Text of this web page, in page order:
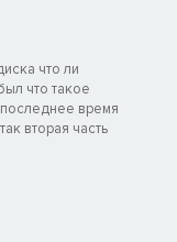
что ли
что такое
время
вторая часть